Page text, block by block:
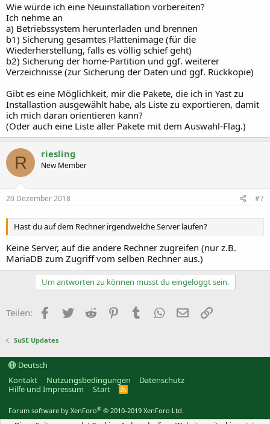
Wie würde ich eine Neuinstallation vorbereiten?
Ich nehme an
a) Betriebssystem herunterladen und brennen
b1) Sicherung gesamtes Plattenimage (für die
Wiederherstellung, falls es völlig schief geht)
b2) Sicherung der home-Partition und ggf. weiterer
Verzeichnisse (zur Sicherung der Daten und ggf. Rückkopie)
Gibt es eine Möglichkeit, mir die Pakete, die ich in Yast zu
Installastion ausgewählt habe, als Liste zu exportieren, damit
ich mich daran orientieren kann?
(Oder auch eine Liste aller Pakete mit dem Auswahl-Flag.)
R riesling
New Member
20 Dezember 2018 #7
Hast du auf dem Rechner irgendwelche Server laufen?
Keine Server, auf die andere Rechner zugreifen (nur z.B.
MariaDB zum Zugriff vom selben Rechner aus.)
Um antworten zu können musst du eingeloggt sein.
Teilen: Facebook
TwitterReddit PinterestTumblr WhatsApp
E-MailLink
SuSE Updates
Deutsch
Kontakt
Nutzungsbedingungen
Datenschutz
Hilfe und Impressum
Start
R
Forum software by XenForo® © 2010-2019 XenForo Ltd.